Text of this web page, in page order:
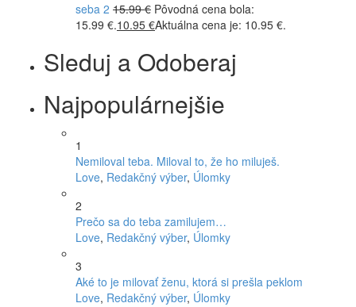
seba 2 15.99€ Pôvodná cena bola:
15.99 €.10.95 €Aktuálna cena je: 10.95 €.
Sleduj a Odoberaj
Najpopulárnejšie
1
Nemiloval teba. Miloval to, že ho miluješ.
Love, Redakčný výber, Úlomky
2
Prečo sa do teba zamilujem…
Love, Redakčný výber, Úlomky
3
Aké to je milovať ženu, ktorá si prešla peklom
Love, Redakčný výber, Úlomky